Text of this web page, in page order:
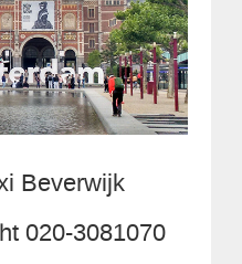
Beverwijk
020-3081070